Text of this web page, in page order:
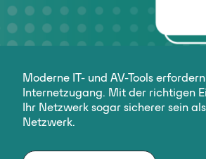
Moderne IT- und AV-Tools
Internetzugang. Mit der richtigen
Ihr Netzwerk sogar sicherer sein
Netzwerk.